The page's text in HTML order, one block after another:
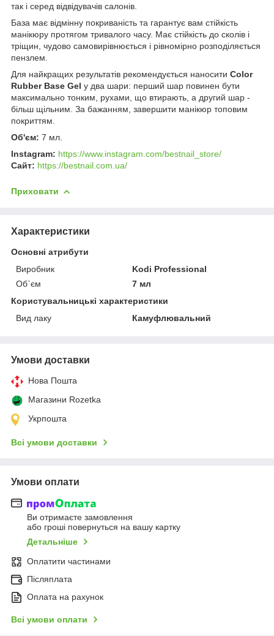
так і серед відвідувачів салонів.
База має відмінну покриваність та гарантує вам стійкість
манікюру протягом тривалого часу. Має стійкість до сколів і
тріщин, чудово самовирівнюється і рівномірно розподіляється
пензлем.
Для найкращих результатів рекомендується наносити Color
Rubber Base Gel у два шари: перший шар повинен бути
максимально тонким, рухами, що втирають, а другий шар -
більш щільним. За бажанням, завершити манікюр топовим
покриттям.
Об'єм: 7 мл.
Instagram: https://www.instagram.com/bestnail_store/
Сайт: https://bestnail.com.ua/
Приховати
Характеристики
Основні атрибути
Виробник
Kodi Professional
Об`єм
7 мл
Користувальницькі характеристики
Вид лаку
Камуфлювальний
Умови доставки
Нова Пошта
Магазини Rozetka
Укрпошта
Всі умови доставки
Умови оплати
Ви отримаєте замовлення
або гроші повернуться на вашу картку
Детальніше
Оплатити частинами
Післяплата
Оплата на рахунок
Всі умови оплати